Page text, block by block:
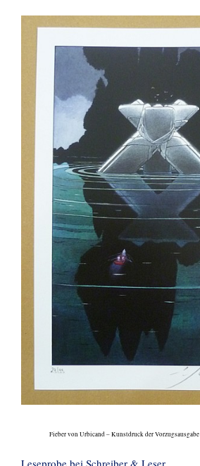
Fieber von Urbicand – Kunstdruck der Vorzugsausgabe